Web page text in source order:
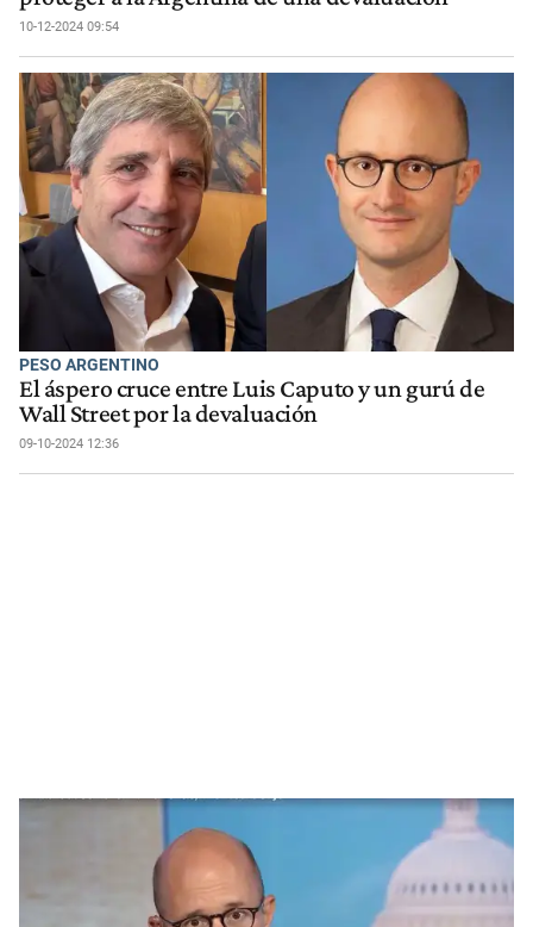
10-12-2024 09:54
PESO ARGENTINO
El áspero cruce entre Luis Caputo y un gurú de
Wall Street por la devaluación
09-10-2024 12:36